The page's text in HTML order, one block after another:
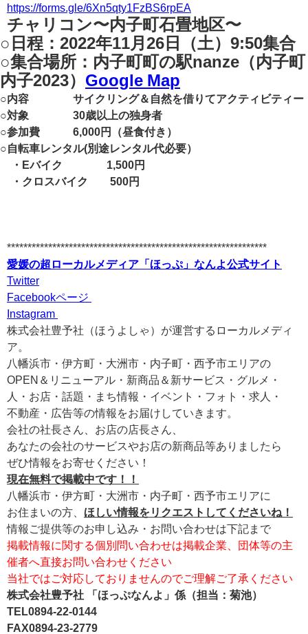
https://forms.gle/6Xn5qty1FzBS6rpEA
チャリコン〜内子町石畳地区〜
○日程： 2022年11月26日（土）9:50集合
○集合場所：内子町町の駅nanze （内子町
内子2023） Google Map
○内容 サイクリング＆自然を借りてアクティビティー
○対象 30歳以上の独身者
○参加費 6,000円（昼食付き）
○自転車レンタル(別途レンタル代必要）
・Eバイク 1,500円
・クロスバイク 500円
***************************************************************
愛媛の超ローカルメディア「ほっぷ」なんよ公式サイト
Twitter
Facebookページ
Instagram
株式会社豊予社（ほうよしゃ）が運営するローカルメディ
ア。
八幡浜市・伊方町・大洲市・内子町・西予市エリアの
OPEN＆リニューアル・新商品＆新サービス・グルメ・
人・お店・話題・まち情報・イベント・フォト・求人・
不動産・広告等の情報をお届けしていきます。
会社の社長さん、お店の店長さん、
あなたの会社のサービスやお店の新商品等ありましたら
ぜひ情報をお寄せください！
現在無料で掲載中です！！
八幡浜市・伊方町・大洲市・内子町・西予市エリアに
お住まいの方、 ほしい情報をリクエストしてくださいね！
情報ご提供等のお申し込み・お問い合わせは下記まで
掲載情報に関する個別問い合わせは掲載企業、団体等の主
催者へ直接お問い合わせください
当社ではご対応しておりませんのでご理解ご了承ください
株式会社豊予社 「ほっぷなんよ」係（担当：菊池）
TEL0894-22-0144
FAX0894-23-2779